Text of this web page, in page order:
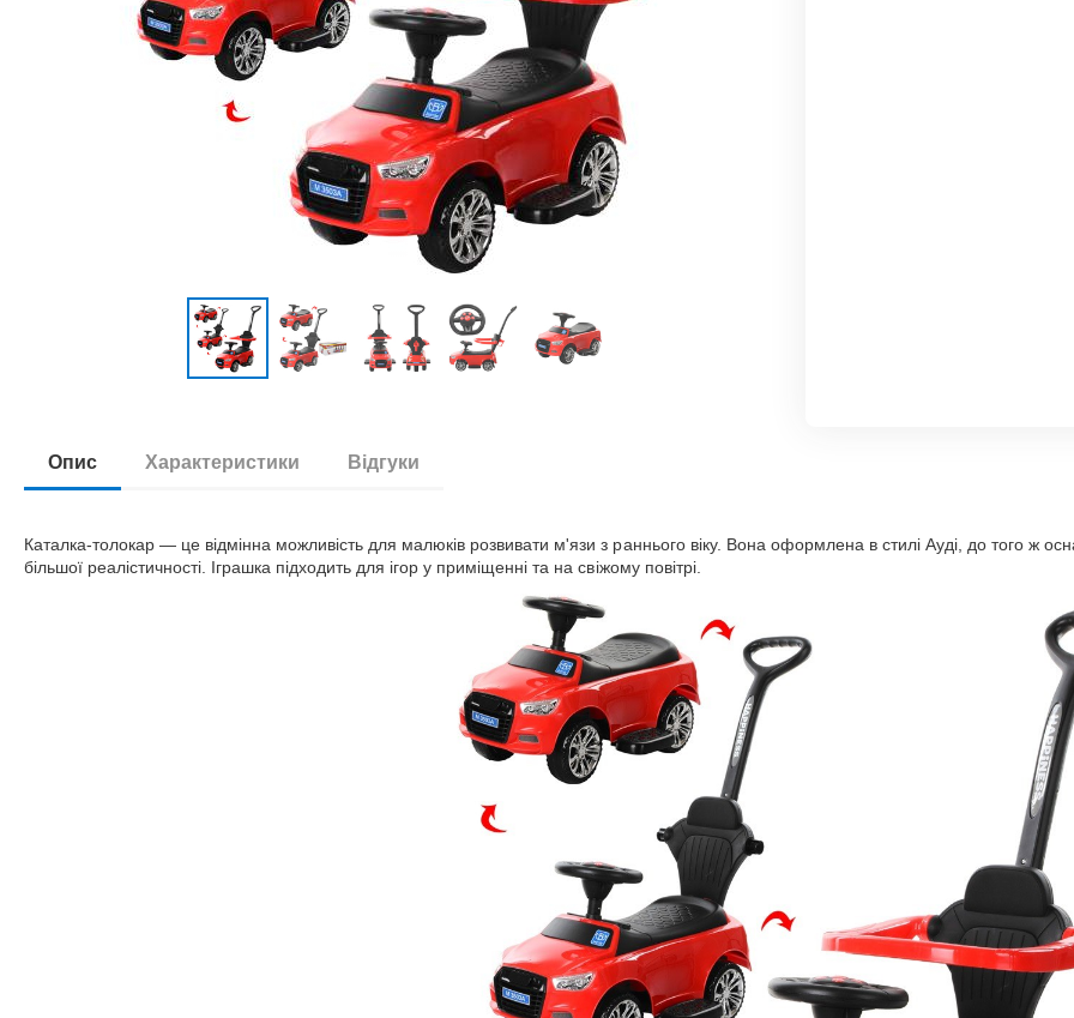
Опис Характеристики Відгуки
Каталка-толокар — це відмінна можливість для малюків розвивати м'язи з раннього віку. Вона оформлена в стилі Ауді, до того ж
більшої реалістичності. Іграшка підходить для ігор у приміщенні та на свіжому повітрі.